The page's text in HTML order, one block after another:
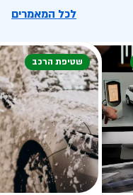
לכל המאמרים
שטיפת הרכב